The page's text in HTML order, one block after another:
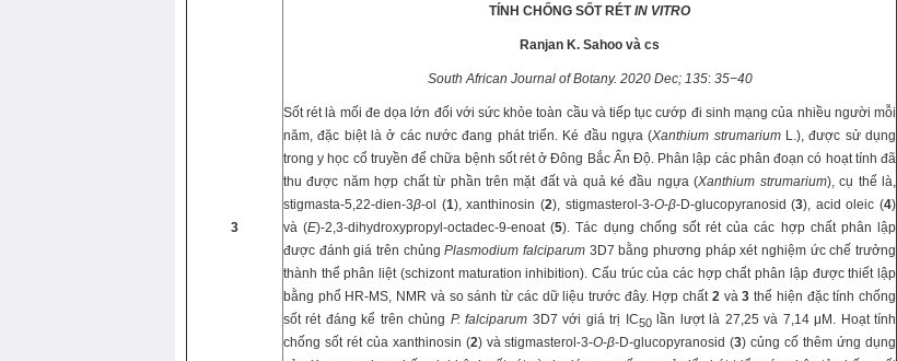
3
TÍNH CHỐNG SỐT RÉTIN VITRO
Ranjan K. Sahoo và cs
South African Journal of Botany. 2020Dec; 135: 35−40
Sốt rét là mối đe dọa lớn đối với sức khỏe toàn cầu và tiếp tục cướp đi sinh mạng của nhiều người mỗi
năm, đặc biệt là ở các nước đang phát triển. Ké đầu ngựa (Xanthium strumariumL.), được sử dụng
trong y học cổ truyền để chữa bệnh sốt rét ở Đông Bắc Ấn Độ. Phân lập các phân đoạn có hoạt tính đã
thu được năm hợp chất từ ​​phần trên mặt đất và quả ké đầu ngựa (Xanthium strumarium), cụ thể là,
stigmasta-5,22-dien-3β-ol (1), xanthinosin (2), stigmasterol-3-O-β-D-glucopyranosid (3), acid oleic (4)
và (E)-2,3-dihydroxypropyl-octadec-9-enoat (5). Tác dụng chống sốt rét của các hợp chất phân lập
được đánh giá trên chủngPlasmodium falciparum 3D7 bằng phương pháp xét nghiệm ức chế trưởng
thành thể phân liệt (schizont maturation inhibition). Cấu trúc của các hợp chất phân lập được thiết lập
bằng phổ HR-MS, NMR và so sánh từ các dữ liệu trước đây. Hợp chất 2và3 thể hiện đặc tính chống
sốt rét đáng kể trên chủng P. falciparum 3D7 với giá trị IC50lần lượt là 27,25 và 7,14 μM. Hoạt tính
chống sốt rét của xanthinosin (2) và stigmasterol-3-O-β-D-glucopyranosid (3) củng cố thêm ứng dụng